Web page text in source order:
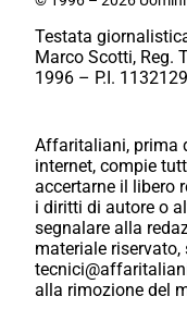
Testata
Marco Scotti, Reg.
1996 – P.I.
Affaritaliani, prima
internet, compie
accertarne il libero
i diritti di autore o
segnalare alla
materiale riservato,
alla rimozione del